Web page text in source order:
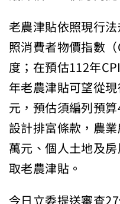
老農津貼依照現行
照消費者物價指數
度；在預估112年
年老農津貼可望從
元，預估須編列預
設計排富條款，農
萬元、個人土地及
取老農津貼。